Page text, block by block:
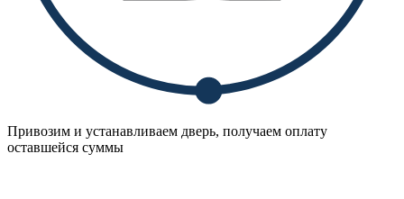
Привозим и устанавливаем дверь, получаем оплату
оставшейся суммы